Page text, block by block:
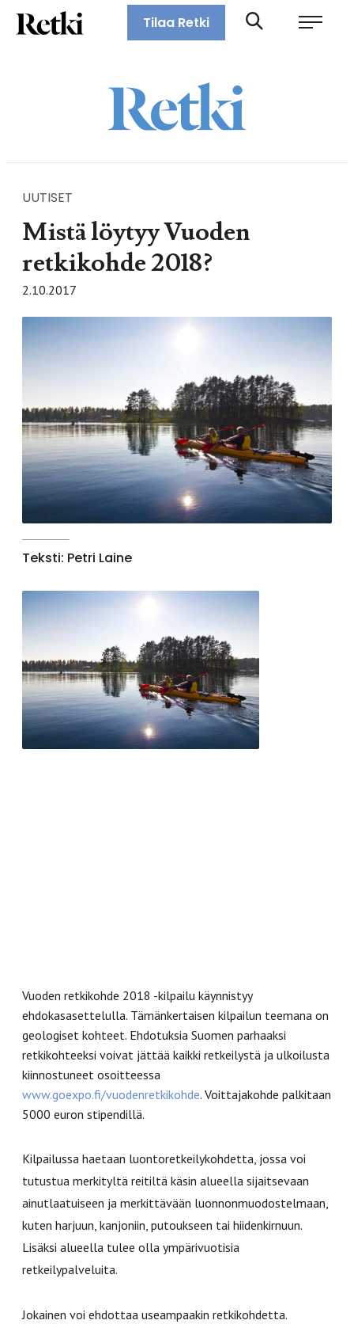
Siirry
suoraan
Retki-lehti
Tilaa Retki
UUTISET
Mistä löytyy Vuoden
retkikohde 2018?
2.10.2017
Teksti: Petri Laine
Vuoden retkikohde 2018 -kilpailu käynnistyy
ehdokasasettelulla. Tämänkertaisen kilpailun teemana on
geologiset kohteet. Ehdotuksia Suomen parhaaksi
retkikohteeksi voivat jättää kaikki retkeilystä ja ulkoilusta
kiinnostuneet osoitteessa
www.goexpo.fi/vuodenretkikohde. Voittajakohde palkitaan
5000 euron stipendillä.
Kilpailussa haetaan luontoretkeilykohdetta, jossa voi
tutustua merkityltä reitiltä käsin alueella sijaitsevaan
ainutlaatuiseen ja merkittävään luonnonmuodostelmaan,
kuten harjuun, kanjoniin, putoukseen tai hiidenkirnuun.
Lisäksi alueella tulee olla ympärivuotisia
retkeilypalveluita.
Jokainen voi ehdottaa useampaakin retkikohdetta.